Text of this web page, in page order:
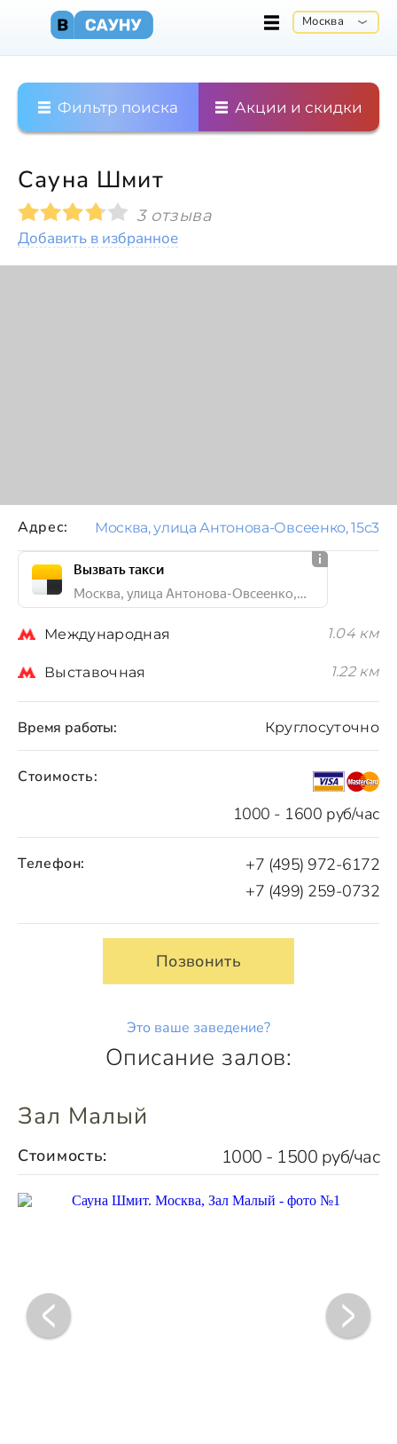
Москва
Фильтр поиска Акции и скидки
Сауна Шмит
3 отзыва
Добавить в избранное
Стоимость:
1000 - 1600 руб/час
Время работы: Круглосуточно
Телефон:
+7 (495) 972-6172
+7 (499) 259-0732
Позвонить
Это ваше заведение?
Адрес: Москва, улица Антонова-Овсеенко, 15с3
Вызвать такси
Москва, улица Антонова-Овсеенко, 15с3
Международная 1.04 км
Выставочная 1.22 км
Описание залов:
Зал Малый
Стоимость: 1000 - 1500 руб/час